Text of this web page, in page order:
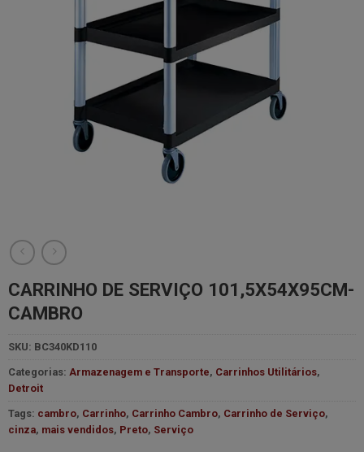
CARRINHO DE SERVIÇO 101,5X54X95CM-
CAMBRO
SKU: BC340KD110
Categorias: Armazenagem e Transporte, Carrinhos Utilitários,
Detroit
Tags: cambro, Carrinho, Carrinho Cambro, Carrinho de Serviço,
cinza, mais vendidos, Preto, Serviço